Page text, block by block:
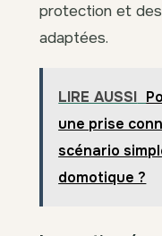
protection et
adaptées.
LIRE AUSSI
une prise
scénario
domotique ?